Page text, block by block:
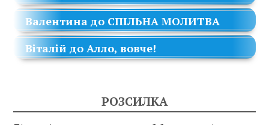
Валентина до СПІЛЬНА МОЛИТВА
Віталій до Алло, вовче!
РОЗСИЛКА